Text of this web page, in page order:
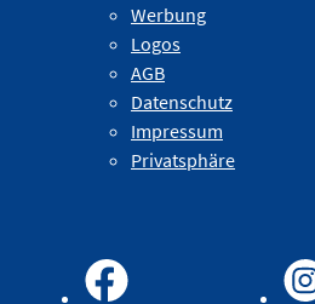
Werbung
Logos
AGB
Datenschutz
Impressum
Privatsphäre